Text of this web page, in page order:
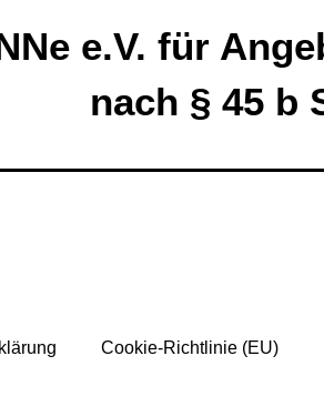
e.V. für
nach § 45 b
Cookie-Richtlinie (EU)